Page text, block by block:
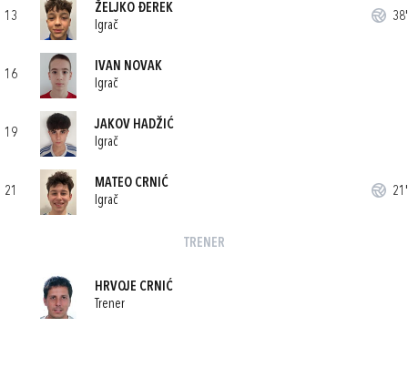
13
ŽELJKO ĐEREK
Igrač
38'
16
IVAN NOVAK
Igrač
19
JAKOV HADŽIĆ
Igrač
21
MATEO CRNIĆ
Igrač
21'
TRENER
HRVOJE CRNIĆ
Trener